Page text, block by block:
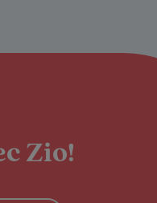
Zio!